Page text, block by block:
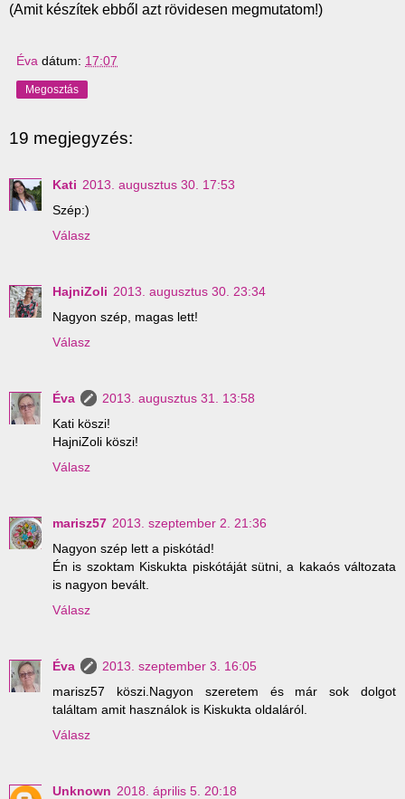
(Amit készítek ebből azt rövidesen megmutatom!)
Éva dátum: 17:07
Megosztás
19 megjegyzés:
Kati 2013. augusztus 30. 17:53
Szép:)
Válasz
HajniZoli 2013. augusztus 30. 23:34
Nagyon szép, magas lett!
Válasz
Éva
2013. augusztus 31. 13:58
Kati köszi!
HajniZoli köszi!
Válasz
marisz57 2013. szeptember 2. 21:36
Nagyon szép lett a piskótád!
Én is szoktam Kiskukta piskótáját sütni, a kakaós változata
is nagyon bevált.
Válasz
Éva
2013. szeptember 3. 16:05
marisz57 köszi.Nagyon szeretem és már sok dolgot
találtam amit használok is Kiskukta oldaláról.
Válasz
Unknown 2018. április 5. 20:18